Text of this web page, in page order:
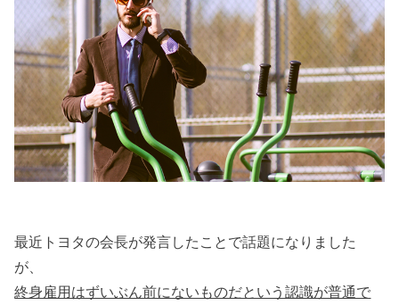
最近トヨタの会長が発言したことで話題になりました
が、
終身雇用はずいぶん前にないものだという認識が普通で